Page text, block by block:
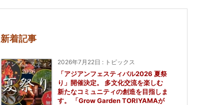
新着記事
2026年7月22日 : トピックス
「アジアンフェスティバル2026 夏祭
り」開催決定。 多文化交流を楽しむ
新たなコミュニティの創造を目指しま
す。 「Grow Garden TORIYAMAが